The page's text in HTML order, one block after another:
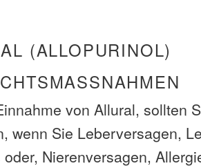
(ALLOPURINOL)
von Allural, sollten
wenn Sie Leberversagen,
oder, Nierenversagen,